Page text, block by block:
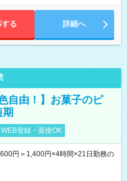
する 詳細へ
自由！】お菓子のピ
WEB登録・面接OK
円＝1,400円×4時間×21日勤務の